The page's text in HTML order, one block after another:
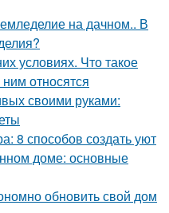
на дачном.. В
условиях. Что такое
относятся
своими руками:
8 способов создать уют
доме: основные
обновить свой дом